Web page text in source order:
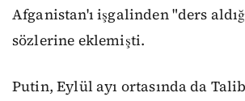
Afganistan'ı işgalinden "ders
sözlerine eklemişti.
Putin, Eylül ayı ortasında da